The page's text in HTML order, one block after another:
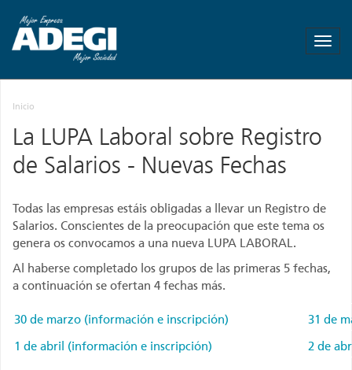
ADEGI
Gipuzkoa
Más
empleo
Inicio
La LUPA Laboral sobre Registro
de Salarios - Nuevas Fechas
Todas las empresas estáis obligadas a llevar un Registro de
Salarios. Conscientes de la preocupación que este tema os
genera os convocamos a una nueva LUPA LABORAL.
Al haberse completado los grupos de las primeras 5 fechas,
a continuación se ofertan 4 fechas más.
30 de marzo (información e inscripción) 31 de
1 de abril (información e inscripción) 2 de